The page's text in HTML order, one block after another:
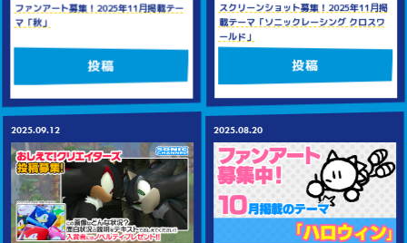
ファンアート募集！2025年11月掲載テー
マ「秋」
投稿
スクリーンショット募集！2025年11月掲
載テーマ「ソニックレーシング クロスワ
ールド」
投稿
2025.09.12 2025.08.20